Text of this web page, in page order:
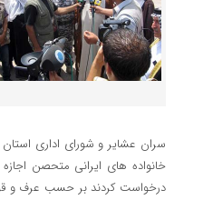
سران عشایر و شورای اداری
خانواده های ایرانی متحصن
درخواست کردند بر حسب عرف و